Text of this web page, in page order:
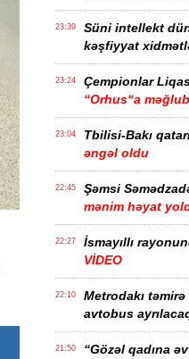
23:39
Süni intellekt
kəşfiyyat
23:24 Çempionlar
“Orhus“a
23:04 Tbilisi-Bakı
əngəl oldu
22:45 Şəmsi
mənim həyat
22:27
İsmayıllı
VİDEO
22:10
Metrodakı
avtobus
21:50
“Gözəl qadına